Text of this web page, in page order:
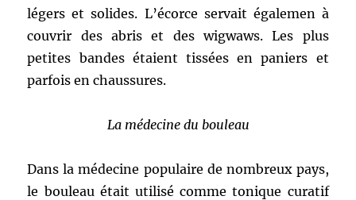
légers et solides. L’écorce servait égalemen à
couvrir des abris et des wigwaws. Les plus
petites bandes étaient tissées en paniers et
parfois en chaussures.
La médecine du bouleau
Dans la médecine populaire de nombreux pays,
le bouleau était utilisé comme tonique curatif